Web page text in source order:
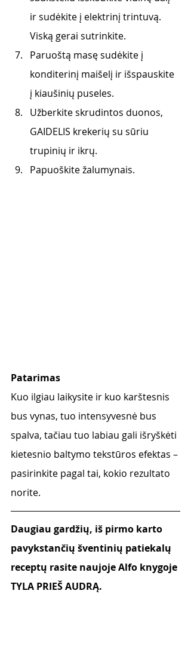
ir sudėkite į elektrinį trintuvą.
Viską gerai sutrinkite.
Paruoštą masę sudėkite į
konditerinį maišelį ir išspauskite
į kiaušinių puseles.
Užberkite skrudintos duonos,
GAIDELIS krekerių su sūriu
trupinių ir ikrų.
Papuoškite žalumynais.
Patarimas
Kuo ilgiau laikysite ir kuo karštesnis
bus vynas, tuo intensyvesnė bus
spalva, tačiau tuo labiau gali išryškėti
kietesnio baltymo tekstūros efektas –
pasirinkite pagal tai, kokio rezultato
norite.
Daugiau gardžių, iš pirmo karto
pavykstančių šventinių patiekalų
receptų rasite naujoje Alfo knygoje
TYLA PRIEŠ AUDRĄ.